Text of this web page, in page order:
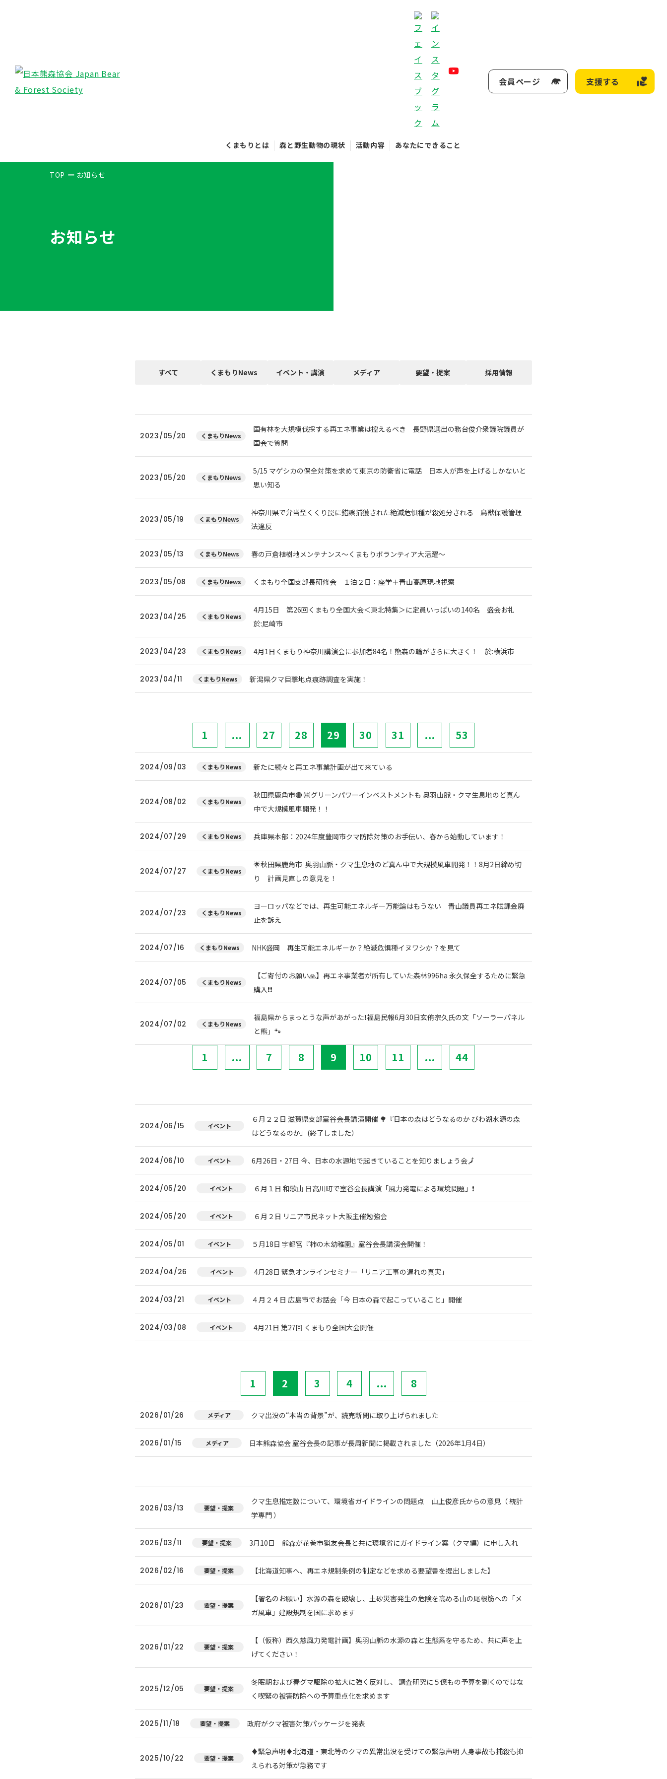
くまもりとは 森と野生動物の現状 活動内容 あなたにできること
会員ページ 支援する
TOP お知らせ
お知らせ
すべて くまもりNews イベント・講演 メディア 要望・提案 採用情報
2023/05/20 くまもりNews
国有林を大規模伐採する再エネ事業は控えるべき 長野県選出の務台俊介衆議院議員が
国会で質問
2023/05/20 くまもりNews
5/15 マゲシカの保全対策を求めて東京の防衛省に電話 日本人が声を上げるしかないと
思い知る
2023/05/19 くまもりNews
神奈川県で弁当型くくり罠に錯誤捕獲された絶滅危惧種が殺処分される 鳥獣保護管理
法違反
2023/05/13 くまもりNews 春の戸倉植樹地メンテナンス～くまもりボランティア大活躍～
2023/05/08 くまもりNews くまもり全国支部長研修会 １泊２日：座学＋青山高原現地視察
2023/04/25 くまもりNews
4月15日 第26回くまもり全国大会＜東北特集＞に定員いっぱいの140名 盛会お礼
於:尼崎市
2023/04/23 くまもりNews 4月1日くまもり神奈川講演会に参加者84名！熊森の輪がさらに大きく！ 於:横浜市
2023/04/11 くまもりNews 新潟県クマ目撃地点痕跡調査を実施！
1 ... 27 28 29 30 31 ... 53
2024/09/03 くまもりNews 新たに続々と再エネ事業計画が出て来ている
2024/08/02 くまもりNews
秋田県鹿角市🔴 ㈱グリーンパワーインベストメントも 奥羽山脈・クマ生息地のど真ん
中で大規模風車開発！！
2024/07/29 くまもりNews 兵庫県本部：2024年度豊岡市クマ防除対策のお手伝い、春から始動しています！
2024/07/27 くまもりNews
🌟秋田県鹿角市 奥羽山脈・クマ生息地のど真ん中で大規模風車開発！！8月2日締め切
り 計画見直しの意見を！
2024/07/23 くまもりNews
ヨーロッパなどでは、再生可能エネルギー万能論はもうない 青山議員再エネ賦課金廃
止を訴え
2024/07/16 くまもりNews NHK盛岡 再生可能エネルギーか？絶滅危惧種イヌワシか？を見て
2024/07/05 くまもりNews
【ご寄付のお願い🙏】再エネ事業者が所有していた森林996ha 永久保全するために緊急
購入❗❗
2024/07/02 くまもりNews
福島県からまっとうな声があがった❗福島民報6月30日玄侑宗久氏の文「ソーラーパネル
と熊」🐾
1 ... 7 8 9 10 11 ... 44
2024/06/15 イベント
６月２２日 滋賀県支部室谷会長講演開催 🌳『日本の森はどうなるのか びわ湖水源の森
はどうなるのか』(終了しました）
2024/06/10 イベント 6月26日・27日 今、日本の水源地で起きていることを知りましょう会🗾
2024/05/20 イベント ６月１日 和歌山 日高川町で室谷会長講演「風力発電による環境問題」❗
2024/05/20 イベント ６月２日 リニア市民ネット大阪主催勉強会
2024/05/01 イベント ５月18日 宇都宮『柿の木幼稚園』室谷会長講演会開催！
2024/04/26 イベント 4月28日 緊急オンラインセミナー「リニア工事の遅れの真実」
2024/03/21 イベント ４月２４日 広島市でお話会「今 日本の森で起こっていること」開催
2024/03/08 イベント 4月21日 第27回 くまもり全国大会開催
1 2 3 4 ... 8
2026/01/26 メディア クマ出没の“本当の背景”が、読売新聞に取り上げられました
2026/01/15 メディア 日本熊森協会 室谷会長の記事が長周新聞に掲載されました（2026年1月4日）
2026/03/13 要望・提案
クマ生息推定数について、環境省ガイドラインの問題点 山上俊彦氏からの意見（ 統計
学専門 ）
2026/03/11 要望・提案 3月10日 熊森が花巻市猟友会長と共に環境省にガイドライン案（クマ編）に申し入れ
2026/02/16 要望・提案 【北海道知事へ、再エネ規制条例の制定などを求める要望書を提出しました】
2026/01/23 要望・提案
【署名のお願い】水源の森を破壊し、土砂災害発生の危険を高める山の尾根筋への「メ
ガ風車」建設規制を国に求めます
2026/01/22 要望・提案
【（仮称）西久慈風力発電計画】奥羽山脈の水源の森と生態系を守るため、共に声を上
げてください！
2025/12/05 要望・提案
冬眠期および春グマ駆除の拡大に強く反対し、 調査研究に５億もの予算を割くのではな
く喫緊の被害防除への予算重点化を求めます
2025/11/18 要望・提案 政府がクマ被害対策パッケージを発表
2025/10/22 要望・提案
♦️緊急声明♦️北海道・東北等のクマの異常出没を受けての緊急声明 人身事故も捕殺も抑
えられる対策が急務です